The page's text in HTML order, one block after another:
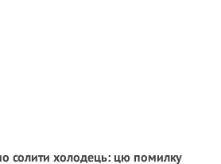
солити холодець: цю помилку